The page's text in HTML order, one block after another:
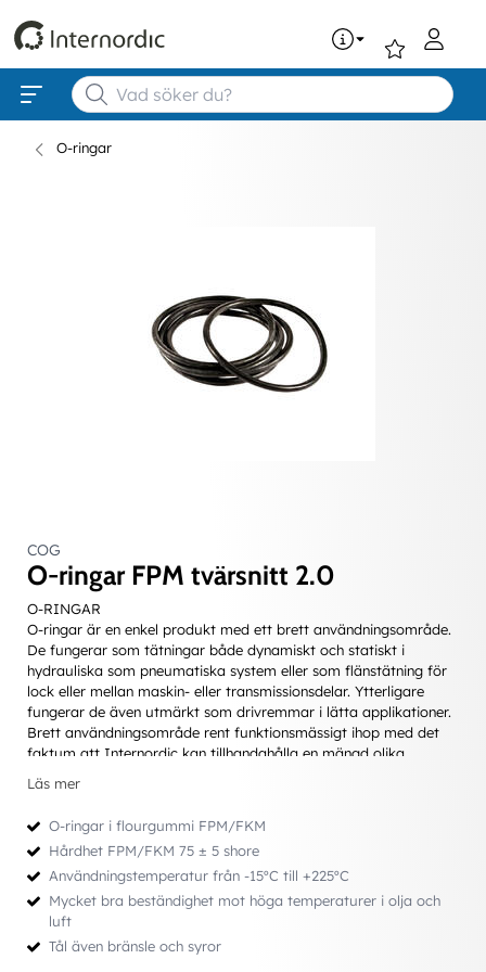
O-ringar
COG
O-ringar FPM tvärsnitt 2.0
O-RINGAR
O-ringar är en enkel produkt med ett brett användningsområde.
De fungerar som tätningar både dynamiskt och statiskt i
hydrauliska som pneumatiska system eller som flänstätning för
lock eller mellan maskin- eller transmissionsdelar. Ytterligare
fungerar de även utmärkt som drivremmar i lätta applikationer.
Brett användningsområde rent funktionsmässigt ihop med det
faktum att Internordic kan tillhandahålla en mängd olika
Fördelar
• Lättmonterad - kan ej monteras åt ”fel” håll
• Fungerar som dubbelverkande tätning
• Ett relativt sett ekonomiskt alternativ
• Stor valmöjlighet vad gäller dimensioner och material
Att tänka på vid val av O-ring
• Att välja lämplig dimension
Läs mer
O-ringar i flourgummi FPM/FKM
Hårdhet FPM/FKM 75 ± 5 shore
Användningstemperatur från -15ºC till +225ºC
Mycket bra beständighet mot höga temperaturer i olja och
luft
Tål även bränsle och syror